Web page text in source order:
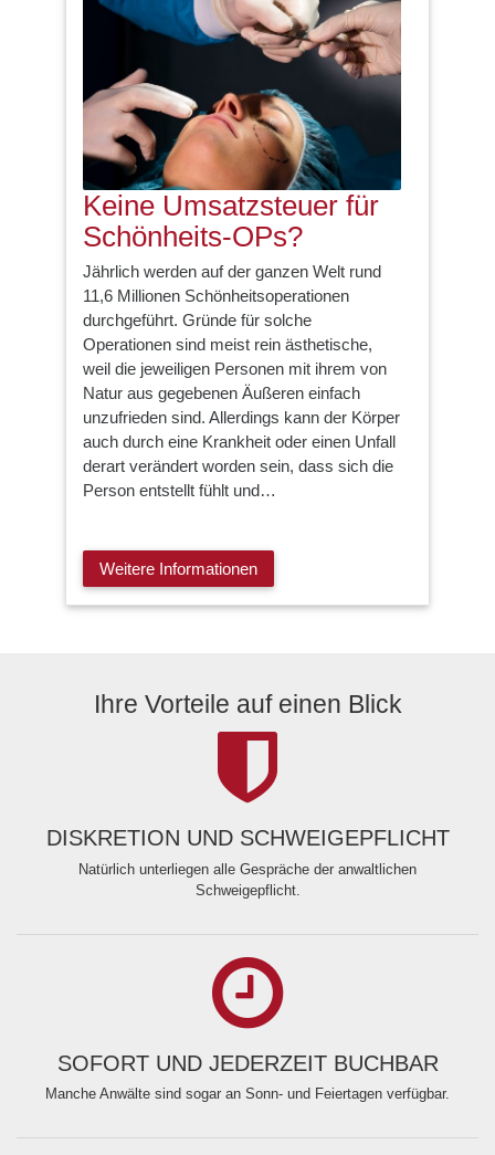
Keine Umsatzsteuer für
Schönheits-OPs?
Jährlich werden auf der ganzen Welt rund
11,6 Millionen Schönheitsoperationen
durchgeführt. Gründe für solche
Operationen sind meist rein ästhetische,
weil die jeweiligen Personen mit ihrem von
Natur aus gegebenen Äußeren einfach
unzufrieden sind. Allerdings kann der Körper
auch durch eine Krankheit oder einen Unfall
derart verändert worden sein, dass sich die
Person entstellt fühlt und…
Weitere Informationen
Ihre Vorteile auf einen Blick
DISKRETION UND SCHWEIGEPFLICHT
Natürlich unterliegen alle Gespräche der anwaltlichen
Schweigepflicht.
SOFORT UND JEDERZEIT BUCHBAR
Manche Anwälte sind sogar an Sonn- und Feiertagen verfügbar.